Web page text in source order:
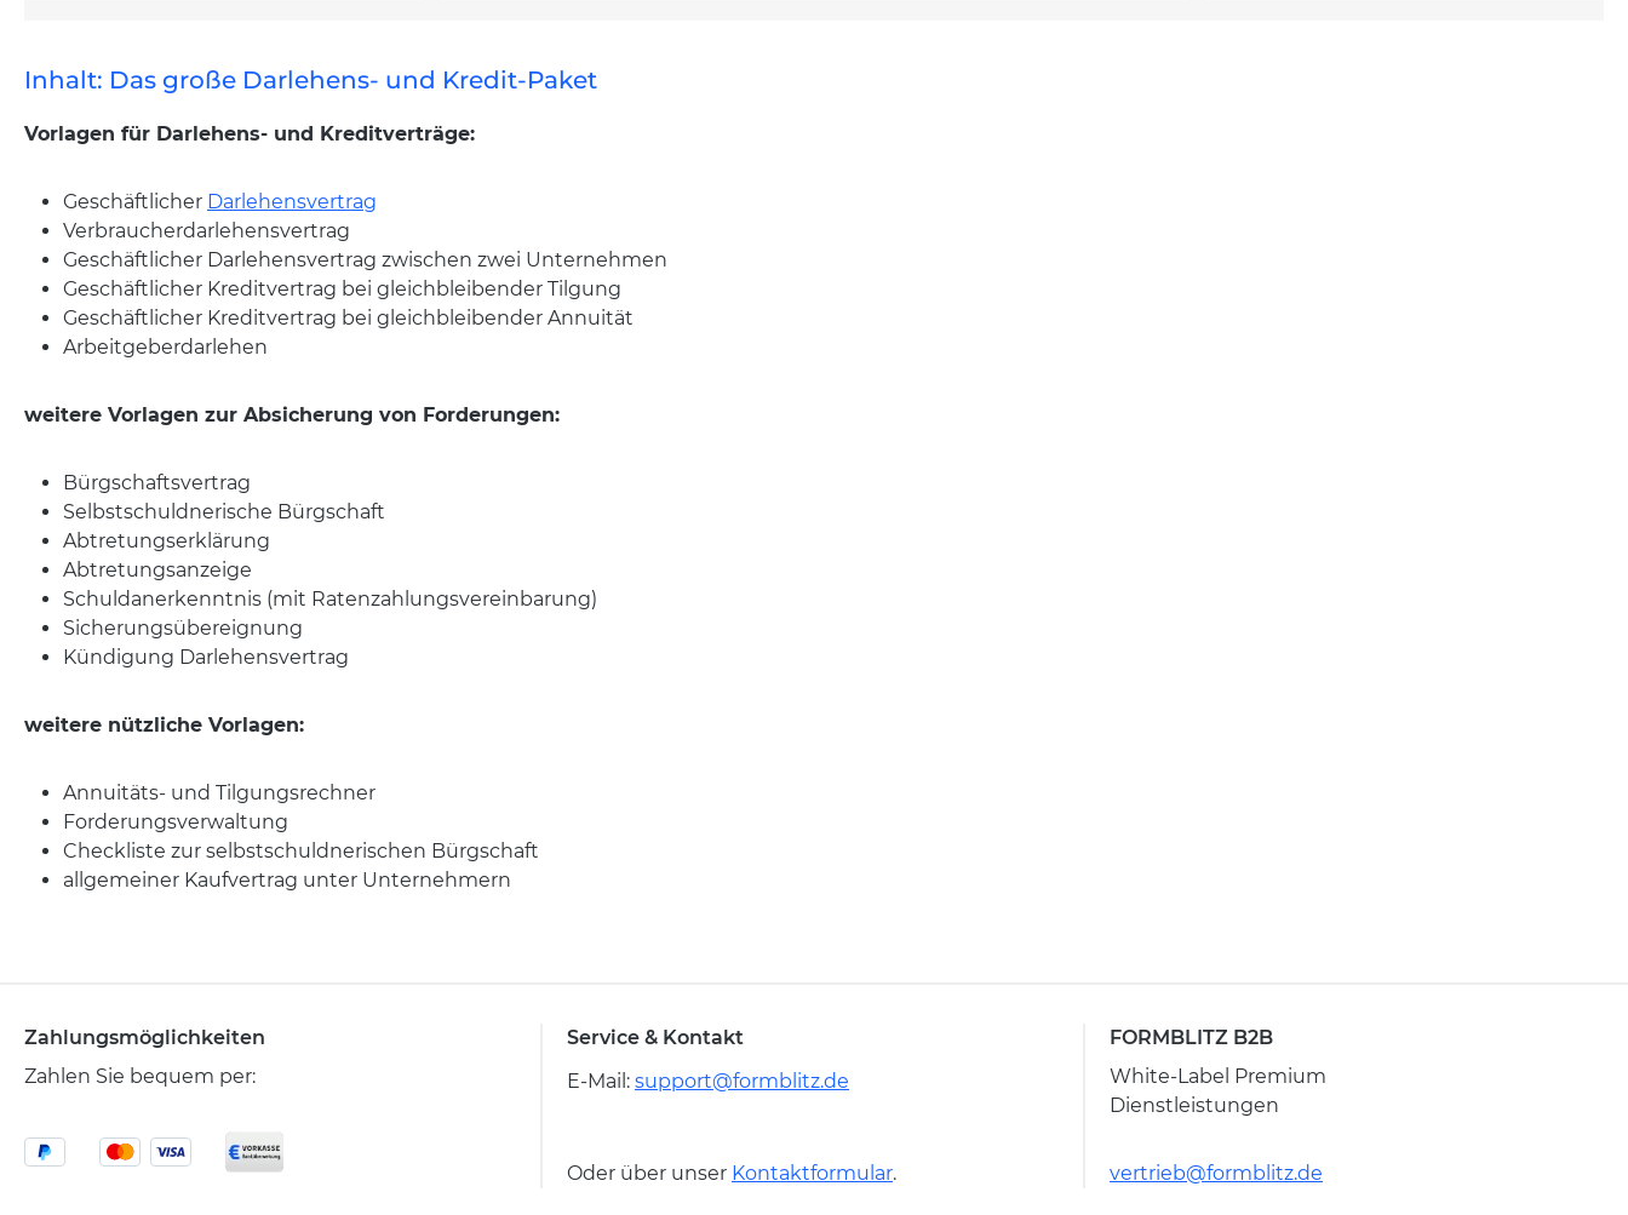
Inhalt: Das große Darlehens- und Kredit-Paket
Vorlagen für Darlehens- und Kreditverträge:
Geschäftlicher Darlehensvertrag
Verbraucherdarlehensvertrag
Geschäftlicher Darlehensvertrag zwischen zwei Unternehmen
Geschäftlicher Kreditvertrag bei gleichbleibender Tilgung
Geschäftlicher Kreditvertrag bei gleichbleibender Annuität
Arbeitgeberdarlehen
weitere Vorlagen zur Absicherung von Forderungen:
Bürgschaftsvertrag
Selbstschuldnerische Bürgschaft
Abtretungserklärung
Abtretungsanzeige
Schuldanerkenntnis (mit Ratenzahlungsvereinbarung)
Sicherungsübereignung
Kündigung Darlehensvertrag
weitere nützliche Vorlagen:
Annuitäts- und Tilgungsrechner
Forderungsverwaltung
Checkliste zur selbstschuldnerischen Bürgschaft
allgemeiner Kaufvertrag unter Unternehmern
Zahlungsmöglichkeiten
Zahlen Sie bequem per:
Service & Kontakt
E-Mail: support@formblitz.de
Oder über unser Kontaktformular.
FORMBLITZ B2B
White-Label Premium
Dienstleistungen
vertrieb@formblitz.de